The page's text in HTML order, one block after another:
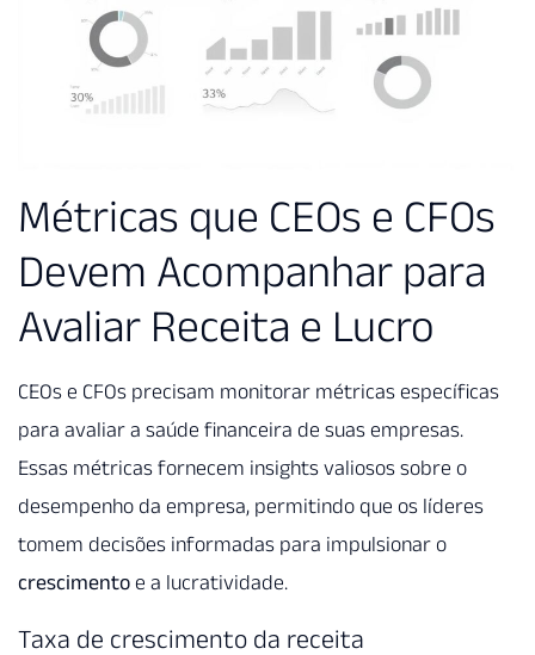
Métricas que CEOs e CFOs
Devem Acompanhar para
Avaliar Receita e Lucro
CEOs e CFOs precisam monitorar métricas específicas
para avaliar a saúde financeira de suas empresas.
Essas métricas fornecem insights valiosos sobre o
desempenho da empresa, permitindo que os líderes
tomem decisões informadas para impulsionar o
crescimento e a lucratividade.
Taxa de crescimento da receita